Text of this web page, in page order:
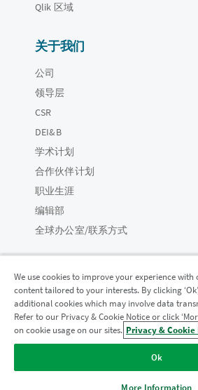
Qlik 区域
关于我们
公司
领导层
CSR
DEI&B
学术计划
合作伙伴计划
职业生涯
编辑部
全球办公室/联系方式
Qlik 社区
法律协议 产品条款 Legal
Do Not Share My
We use cookies to improve your experience
content tailored to your interests. By clicking
additional cookies which may involve data
Refer to our Privacy & Cookie Notice or click
on cookie usage on our sites. Privacy &
Ok
More Information